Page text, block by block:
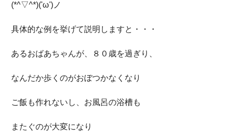
(*^▽^*)('ω')ノ
具体的な例を挙げて説明しますと・・・
あるおばあちゃんが、８０歳を過ぎり、
なんだか歩くのがおぼつかなくなり
ご飯も作れないし、お風呂の浴槽も
またぐのが大変になり